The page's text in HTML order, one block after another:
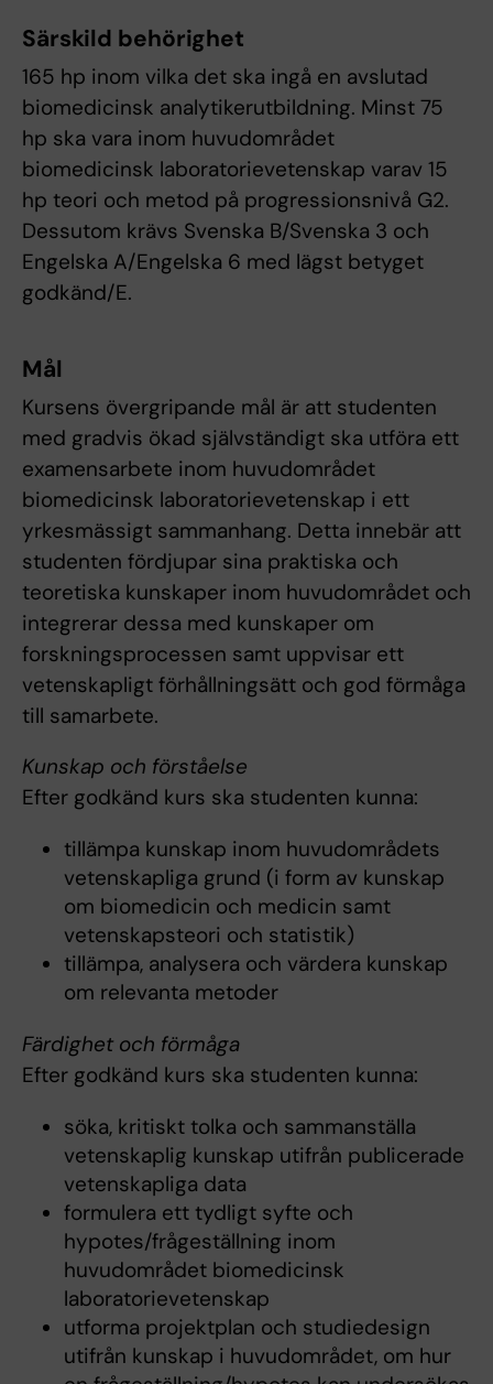
Särskild behörighet
165 hp inom vilka det ska ingå en avslutad
biomedicinsk analytikerutbildning. Minst 75
hp ska vara inom huvudområdet
biomedicinsk laboratorievetenskap varav 15
hp teori och metod på progressionsnivå G2.
Dessutom krävs Svenska B/Svenska 3 och
Engelska A/Engelska 6 med lägst betyget
godkänd/E.
Mål
Kursens övergripande mål är att studenten
med gradvis ökad självständigt ska utföra ett
examensarbete inom huvudområdet
biomedicinsk laboratorievetenskap i ett
yrkesmässigt sammanhang. Detta innebär att
studenten fördjupar sina praktiska och
teoretiska kunskaper inom huvudområdet och
integrerar dessa med kunskaper om
forskningsprocessen samt uppvisar ett
vetenskapligt förhållningsätt och god förmåga
till samarbete.
Kunskap och förståelse
Efter godkänd kurs ska studenten kunna:
tillämpa kunskap inom huvudområdets
vetenskapliga grund (i form av kunskap
om biomedicin och medicin samt
vetenskapsteori och statistik)
tillämpa, analysera och värdera kunskap
om relevanta metoder
Färdighet och förmåga
Efter godkänd kurs ska studenten kunna:
söka, kritiskt tolka och sammanställa
vetenskaplig kunskap utifrån publicerade
vetenskapliga data
formulera ett tydligt syfte och
hypotes/frågeställning inom
huvudområdet biomedicinsk
laboratorievetenskap
utforma projektplan och studiedesign
utifrån kunskap i huvudområdet, om hur